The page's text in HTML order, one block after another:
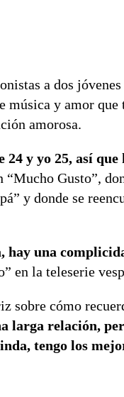
a dos jóvenes
y amor que
amorosa.
24 y yo 25, así
Gusto”,
y donde se
hay una
en la teleserie
sobre cómo
larga relación,
tengo los